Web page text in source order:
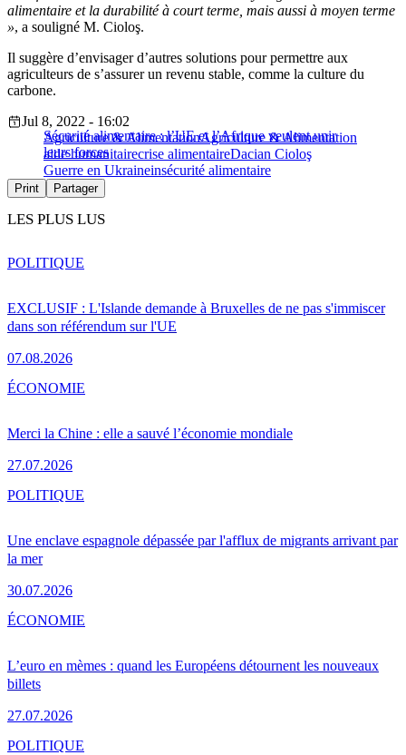
alimentaire et la durabilité à court terme, mais aussi à moyen terme
», a souligné M. Cioloş.
Il suggère d’envisager d’autres solutions pour permettre aux
agriculteurs de s’assurer un revenu stable, comme la culture du
carbone.
Sécurité alimentaire : l’UE et l’Afrique veulent unir
leurs forces
Jul 8, 2022 - 16:02
Agriculture & AlimentationAgriculture & Alimentation
aide humanitairecrise alimentaireDacian Cioloş
Guerre en Ukraineinsécurité alimentaire
Print Partager
LES PLUS LUS
EXCLUSIF : L'Islande demande à Bruxelles de ne pas s'immiscer
dans son référendum sur l'UE
07.08.2026
POLITIQUE
Merci la Chine : elle a sauvé l’économie mondiale
27.07.2026
ÉCONOMIE
Une enclave espagnole dépassée par l'afflux de migrants arrivant par
la mer
30.07.2026
POLITIQUE
L’euro en mèmes : quand les Européens détournent les nouveaux
billets
27.07.2026
ÉCONOMIE
POLITIQUE